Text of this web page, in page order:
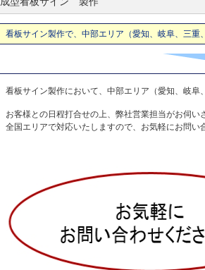
看板サイン製作で、中部エリア（愛知、岐阜、三重
看板サイン製作において、中部エリア（愛知、岐阜
お客様との日程打合せの上、弊社営業担当がお伺い
全国エリアで対応いたしますので、お気軽にお問い